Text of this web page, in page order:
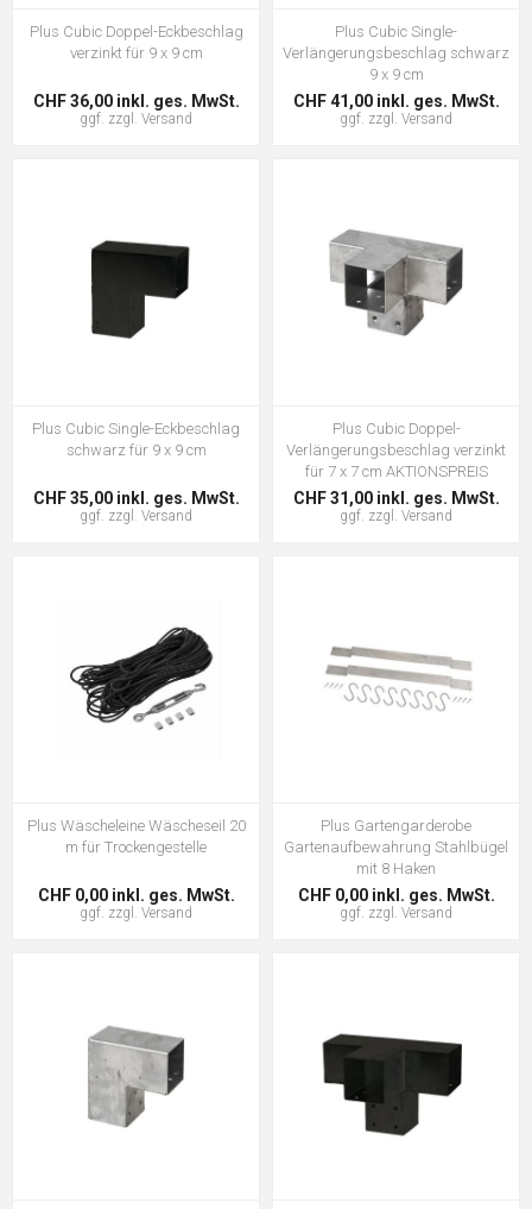
Plus Cubic Doppel-Eckbeschlag
verzinkt für 9 x 9 cm
CHF 36,00 inkl. ges. MwSt.
ggf. zzgl. Versand
Plus Cubic Single-
Verlängerungsbeschlag schwarz
9 x 9 cm
CHF 41,00 inkl. ges. MwSt.
ggf. zzgl. Versand
Plus Cubic Single-Eckbeschlag
schwarz für 9 x 9 cm
CHF 35,00 inkl. ges. MwSt.
ggf. zzgl. Versand
Plus Cubic Doppel-
Verlängerungsbeschlag verzinkt
für 7 x 7 cm AKTIONSPREIS
CHF 31,00 inkl. ges. MwSt.
ggf. zzgl. Versand
Plus Wäscheleine Wäscheseil 20
m für Trockengestelle
CHF 0,00 inkl. ges. MwSt.
ggf. zzgl. Versand
Plus Gartengarderobe
Gartenaufbewahrung Stahlbügel
mit 8 Haken
CHF 0,00 inkl. ges. MwSt.
ggf. zzgl. Versand